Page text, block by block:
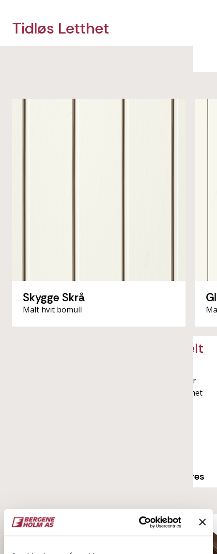
Tidløs Letthet
Skygge Skrå
Malt hvit bomull
Trendy, organisk og funksjonelt
mange typer hjem og offentlige rom. Spiler tilfører
interiøret et stramt og moderne uttrykk, gir rommet